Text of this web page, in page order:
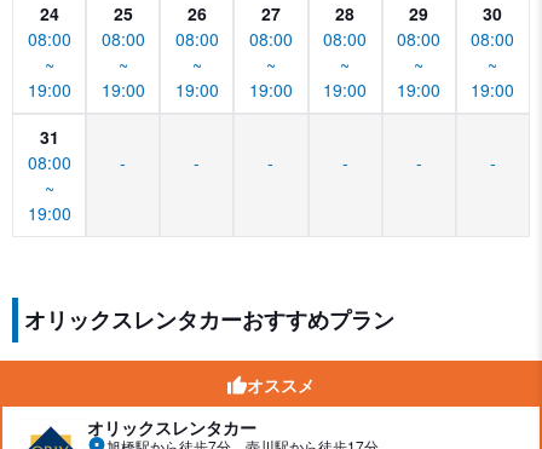
24
08:00
~
19:00
25
08:00
~
19:00
26
08:00
~
19:00
27
08:00
~
19:00
28
08:00
~
19:00
29
08:00
~
19:00
30
08:00
~
19:00
31
08:00
~
19:00
- - - - - -
オリックスレンタカーおすすめプラン
オススメ
オリックスレンタカー